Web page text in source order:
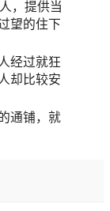
，提供当
望的住下
经过就狂
却比较安
通铺，就